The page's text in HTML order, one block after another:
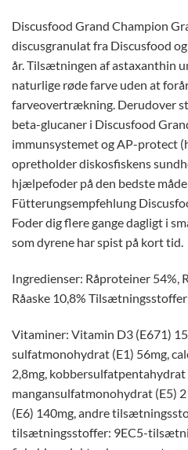
Discusfood Grand Champion
discusgranulat fra Discusfood
år. Tilsætningen af astaxanthin
naturlige røde farve uden at
farveovertrækning. Derudover
beta-glucaner i Discusfood
immunsystemet og AP-protect
opretholder diskosfiskens
hjælpefoder på den bedste måde
Fütterungsempfehlung
Foder dig flere gange dagligt i
som dyrene har spist på kort tid.
Ingredienser: Råproteiner 54%,
Råaske 10,8% Tilsætningsstoffer
Vitaminer: Vitamin D3 (E671)
sulfatmonohydrat (E1) 56mg,
2,8mg, kobbersulfatpentahydrat
mangansulfatmonohydrat (E5)
(E6) 140mg, andre
tilsætningsstoffer: 9EC5-